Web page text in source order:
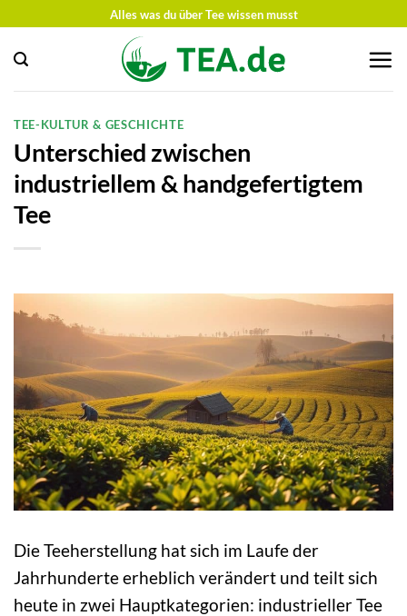
springen
Alles was du über Tee wissen musst
TEE-KULTUR & GESCHICHTE
Unterschied zwischen
industriellem & handgefertigtem
Tee
Die Teeherstellung hat sich im Laufe der
Jahrhunderte erheblich verändert und teilt sich
heute in zwei Hauptkategorien: industrieller Tee